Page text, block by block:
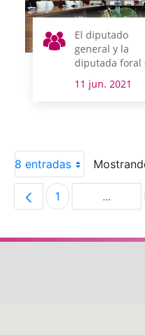
El diputado
general y la
diputada foral
Hacienda,
y Presupuestos
11 jun. 2021
8 entradas
Página
1 ...